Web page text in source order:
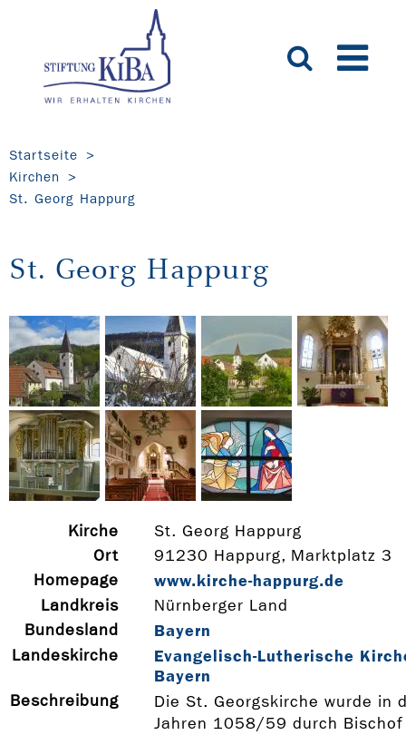
Startseite
Kirchen
St. Georg Happurg
St. Georg Happurg
Kirche
St. Georg Happurg
Ort
91230 Happurg, Marktplatz 3
Homepage
www.kirche-­happurg.de
Landkreis
Nürnberger Land
Bundesland
Bayern
Landeskirche
Evangelisch-Lutherische
Bayern
Beschreibung
Die St. Georgskirche wurde in
Jahren 1058/59 durch Bischof